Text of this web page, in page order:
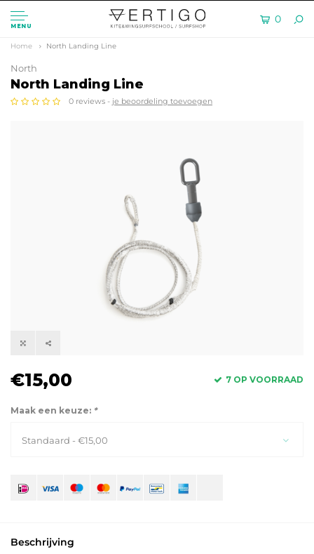
MENU
0
Home North Landing Line
North
North Landing Line
0 reviews - je beoordeling toevoegen
€15,00 7 OP VOORRAAD
Maak een keuze: *
Standaard - €15,00
Beschrijving